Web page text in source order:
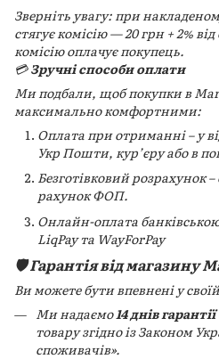
Зверніть увагу: при
стягує комісію — 20 грн + 2%
комісію оплачує покупець.
💳Зручні способи оплати
Ми подбали, щоб покупки в
максимально комфортними:
Оплата при отриманні – у
Укр Пошти, кур’єру або в
Безготівковий розрахунок
рахунок ФОП.
Онлайн-оплата
LiqPay та WayForPay
🛡️ Гарантія від магазину
Ви можете бути впевнені у
Ми надаємо14 днів
товару згідно із Законом
споживачів».